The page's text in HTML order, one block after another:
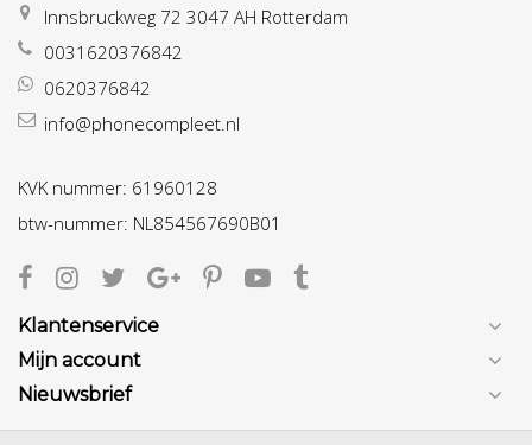
Innsbruckweg 72 3047 AH Rotterdam
0031620376842
0620376842
info@phonecompleet.nl
KVK nummer: 61960128
btw-nummer: NL854567690B01
Klantenservice
Mijn account
Nieuwsbrief